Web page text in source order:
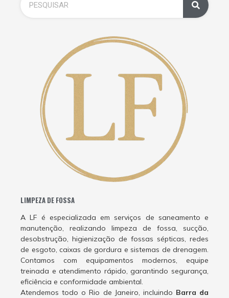
LIMPEZA DE FOSSA
A LF é especializada em serviços de saneamento e
manutenção, realizando limpeza de fossa, sucção,
desobstrução, higienização de fossas sépticas, redes
de esgoto, caixas de gordura e sistemas de drenagem.
Contamos com equipamentos modernos, equipe
treinada e atendimento rápido, garantindo segurança,
eficiência e conformidade ambiental.
Atendemos todo o Rio de Janeiro, incluindo Barra da